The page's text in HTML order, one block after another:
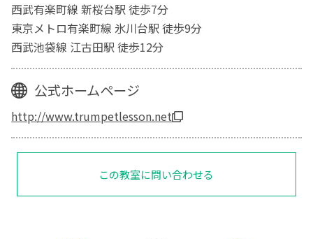
西武有楽町線 新桜台駅 徒歩7分
東京メトロ有楽町線 氷川台駅 徒歩9分
西武池袋線 江古田駅 徒歩12分
公式ホームページ
http://www.trumpetlesson.net
この教室に問い合わせる